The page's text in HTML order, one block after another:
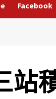
Facebook
站